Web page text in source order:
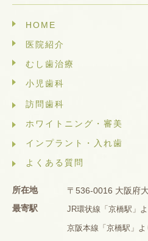
HOME
医院紹介
むし歯治療
小児歯科
訪問歯科
ホワイトニング・審美
インプラント・入れ歯
よくある質問
所在地
〒536-0016 大阪府
最寄駅
JR環状線「京橋駅」
京阪本線「京橋駅」よ